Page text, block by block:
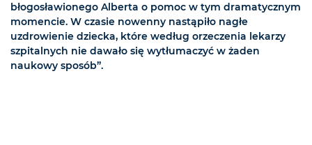
błogosławionego Alberta o pomoc w tym dramatycznym
momencie. W czasie nowenny nastąpiło nagłe
uzdrowienie dziecka, które według orzeczenia lekarzy
szpitalnych nie dawało się wytłumaczyć w żaden
naukowy sposób”.